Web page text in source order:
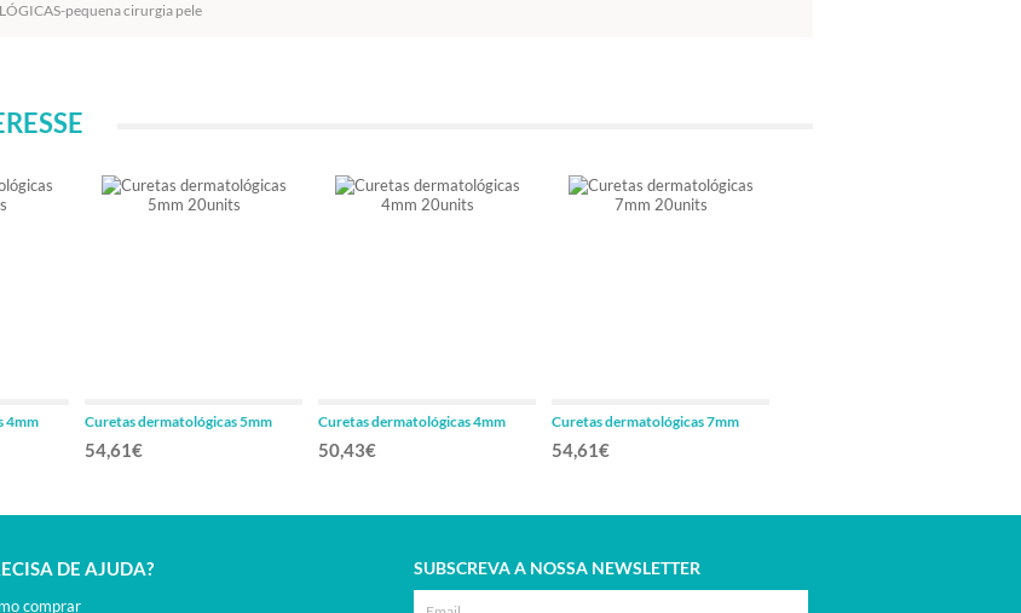
pequena cirurgia pele
4mm
Curetas dermatológicas 5mm
54,61€
Curetas dermatológicas 4mm
50,43€
Curetas dermatológicas 7mm
54,61€
DE AJUDA?
comprar
SUBSCREVA A NOSSA NEWSLETTER